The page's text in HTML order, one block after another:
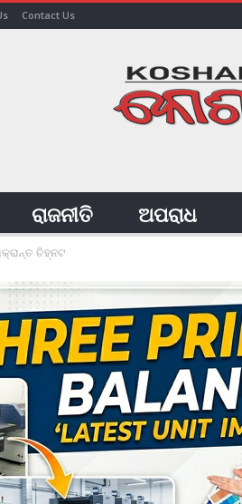
Contact Us
ରାଜନୀତି ଅପରାଧ
ଚିହ୍ନଟ